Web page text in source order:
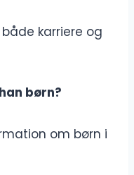
karriere og
børn?
om børn i